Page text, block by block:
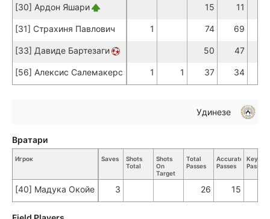
[30] Ардон Яшари 15 11
[31] Страхиня Павлович 1 74 69
[33] Давиде Бартезаги 50 47
[56] Алексис Салемакерс 1 1 37 34
Удинезе
Игрок Saves
Shots
Total
Shots
On
Target
Total
Passes
Accurate
Passes
Key
Passes
[40] Мадука Окойе 3 26 15
Вратари